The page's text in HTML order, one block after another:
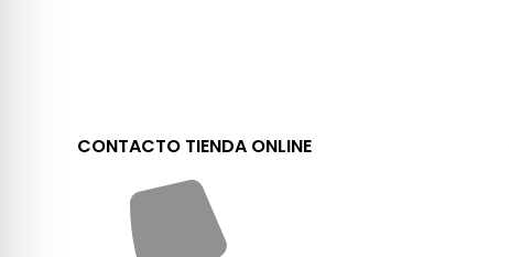
CONTACTO TIENDA ONLINE